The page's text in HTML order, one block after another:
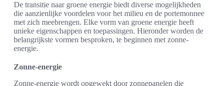
De transitie naar groene energie biedt diverse mogelijkheden
die aanzienlijke voordelen voor het milieu en de portemonnee
met zich meebrengen. Elke vorm van groene energie heeft
unieke eigenschappen en toepassingen. Hieronder worden de
belangrijkste vormen besproken, te beginnen met zonne-
energie.
Zonne-energie
Zonne-energie wordt opgewekt door zonnepanelen die